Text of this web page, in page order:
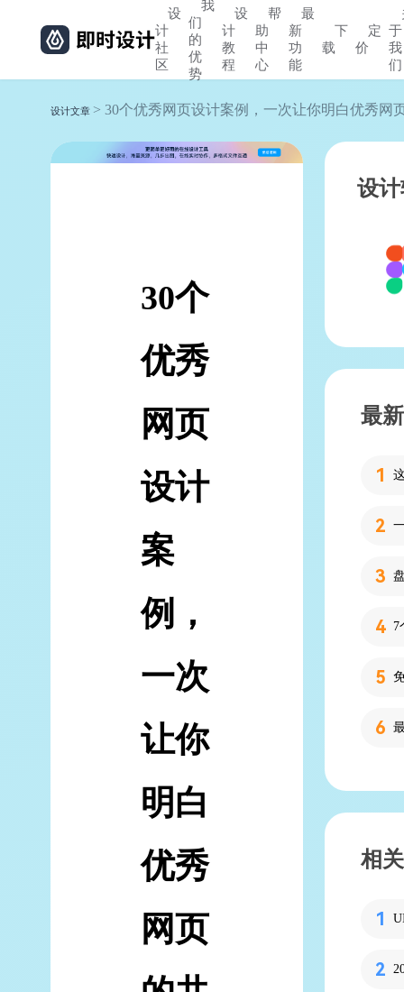
设
计
社
区
我
们
的
优
势
设
计
教
程
帮
助
中
心
最
新
功
能
下
载
定
价
于
我
们
设计文章 > 30个优秀网页设计案例，一次让你明白优秀网
30个
优秀
网页
设计
案
例，
一次
让你
明白
优秀
网页
设
最
7
相